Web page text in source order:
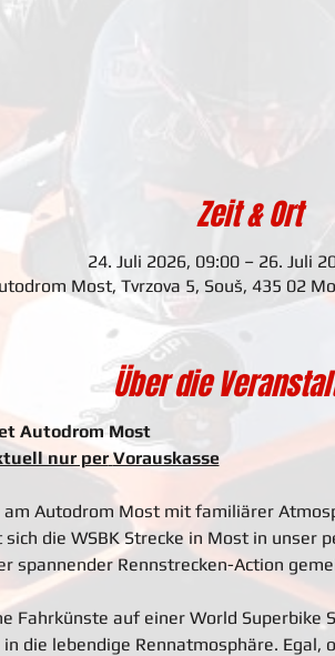
Zeit & Ort
24. Juli 2026, 09:00 – 26. Juli
Most, Tvrzova 5, Souš, 435 02
Über die
Autodrom Most
nur per Vorauskasse
am Autodrom Most mit familiärer
die WSBK Strecke in Most in unser
spannender Rennstrecken-Action
Fahrkünste auf einer World Superbike
die lebendige Rennatmosphäre.